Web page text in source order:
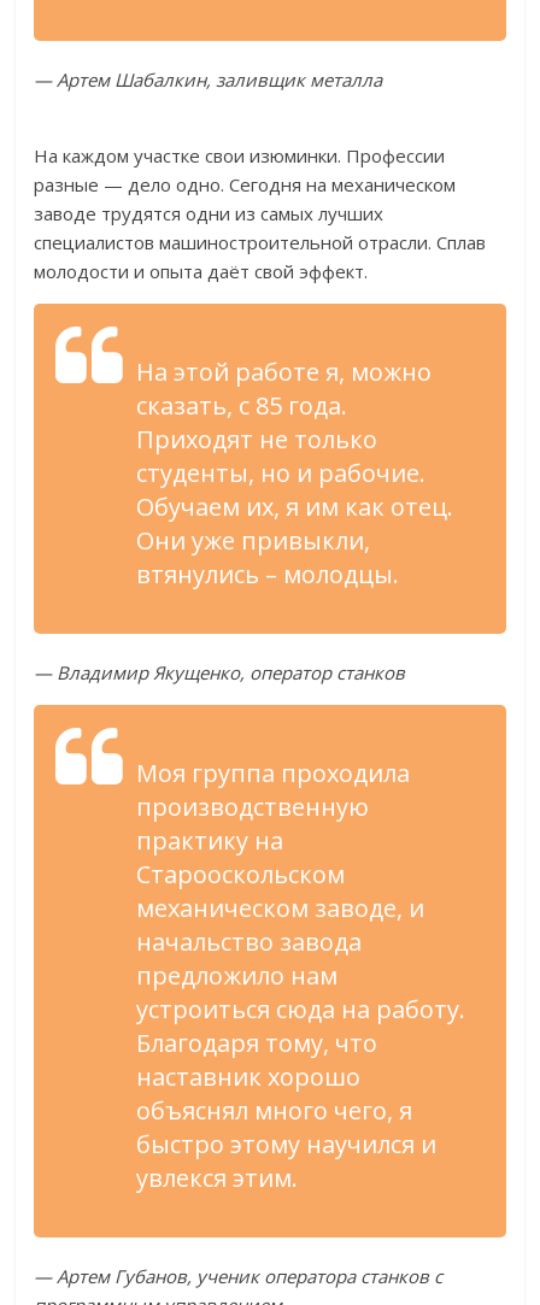
— Артем Шабалкин, заливщик металла
На каждом участке свои изюминки. Профессии
разные — дело одно. Сегодня на механическом
заводе трудятся одни из самых лучших
специалистов машиностроительной отрасли. Сплав
молодости и опыта даёт свой эффект.
На этой работе я, можно
сказать, с 85 года.
Приходят не только
студенты, но и рабочие.
Обучаем их, я им как отец.
Они уже привыкли,
втянулись – молодцы.
— Владимир Якущенко, оператор станков
Моя группа проходила
производственную
практику на
Старооскольском
механическом заводе, и
начальство завода
предложило нам
устроиться сюда на работу.
Благодаря тому, что
наставник хорошо
объяснял много чего, я
быстро этому научился и
увлекся этим.
— Артем Губанов, ученик оператора станков с